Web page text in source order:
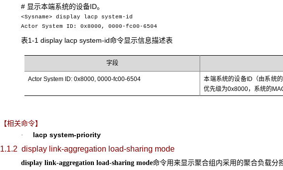
# 显示本端系统的设备ID。
<Sysname> display lacp system-id
Actor System ID: 0x8000, 0000-fc00-6504
表1-1 display lacp system-id命令显示信息描述表
字段
Actor System ID: 0x8000, 0000-fc00-6504
本端系统的设备ID（由系统
优先级为0x8000，系统的
【相关命令】
· lacp system-priority
1.1.2 display link-aggregation load-sharing mode
display link-aggregation load-sharing mode命令用来显示聚合组内采用的聚合负载分